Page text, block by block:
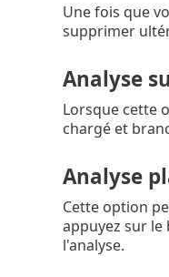
Une fois que
supprimer
Analyse
Lorsque cette
chargé et
Analyse
Cette option
appuyez sur
l'analyse.